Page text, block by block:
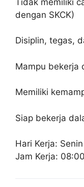
dengan SKCK)
Disiplin, tegas,
Mampu bekerja
Memiliki
Siap bekerja
Hari Kerja:
Jam Kerja: